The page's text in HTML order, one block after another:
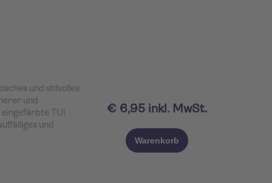
und stilvolles
und
TUI
und
€ 6,95 inkl. MwSt.
Warenkorb